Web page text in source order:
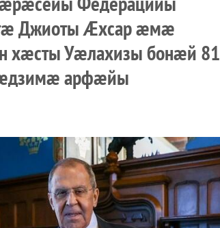
Джиоты Æхсар æмæ
хæсты Уæлахизы бонæй 81
арфæйы